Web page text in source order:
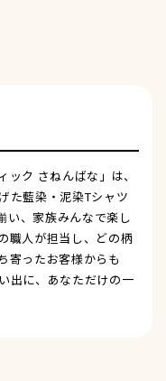
ク さねんばな」は、
た藍染・泥染Tシャツ
い、家族みんなで楽し
職人が担当し、どの柄
寄ったお客様からも
出に、あなただけの一